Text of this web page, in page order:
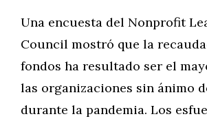
Una encuesta del Nonprofit
Council mostró que la
fondos ha resultado ser el
las organizaciones sin ánimo
durante la pandemia. Los